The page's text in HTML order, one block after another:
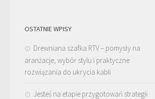
OSTATNIE WPISY
Drewniana szafka RTV – pomysły na
aranżacje, wybór stylu i praktyczne
rozwiązania do ukrycia kabli
Jesteś na etapie przygotowań strategii